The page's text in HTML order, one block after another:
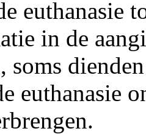
euthanasie
in de
soms
euthanasie